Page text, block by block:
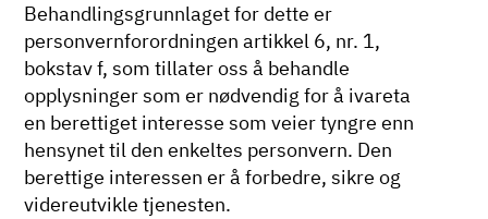
Behandlingsgrunnlaget for dette er
personvernforordningen artikkel 6, nr. 1,
bokstav f, som tillater oss å behandle
opplysninger som er nødvendig for å ivareta
en berettiget interesse som veier tyngre enn
hensynet til den enkeltes personvern. Den
berettige interessen er å forbedre, sikre og
videreutvikle tjenesten.